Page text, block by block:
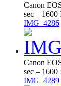
Canon
sec – 1600
IMG_4286
Canon
sec – 1600
IMG_4289